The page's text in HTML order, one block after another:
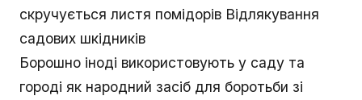
скручується листя помідорів Відлякування
садових шкідників
Борошно іноді використовують у саду та
городі як народний засіб для боротьби зі